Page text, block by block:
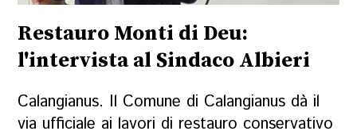
Restauro Monti di Deu:
l'intervista al Sindaco Albieri
Calangianus. Il Comune di Calangianus dà il
via ufficiale ai lavori di restauro conservativo